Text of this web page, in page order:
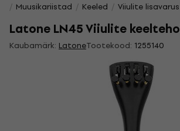
Muusikariistad Keeled Viiulite
Latone LN45 Viiulite
Kaubamärk: LatoneTootekood: 1255140